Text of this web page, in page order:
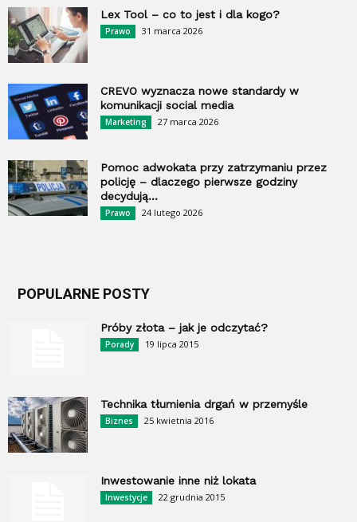
Lex Tool – co to jest i dla kogo?
Prawo 31 marca 2026
CREVO wyznacza nowe standardy w
komunikacji social media
Marketing 27 marca 2026
Pomoc adwokata przy zatrzymaniu przez
policję – dlaczego pierwsze godziny
decydują...
Prawo 24 lutego 2026
POPULARNE POSTY
Próby złota – jak je odczytać?
Porady 19 lipca 2015
Technika tłumienia drgań w przemyśle
Biznes 25 kwietnia 2016
Inwestowanie inne niż lokata
Inwestycje 22 grudnia 2015